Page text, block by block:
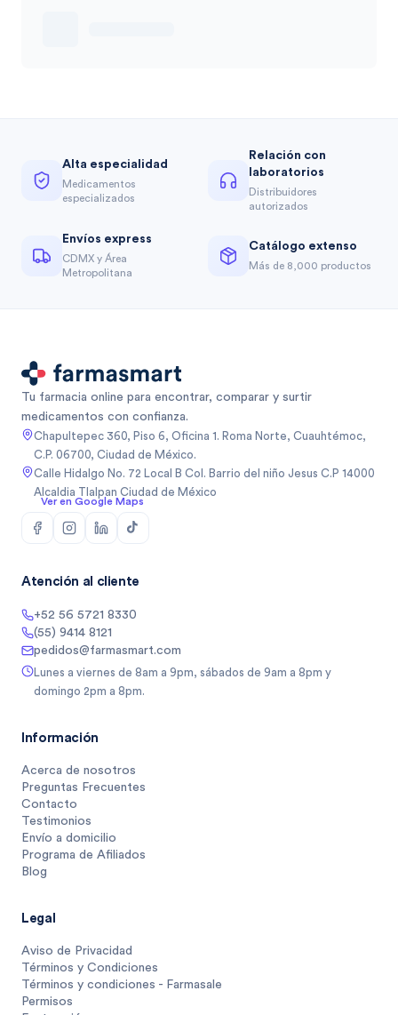
Alta especialidad
Medicamentos
especializados
Relación con
laboratorios
Distribuidores
autorizados
Envíos express
CDMX y Área
Metropolitana
Catálogo extenso
Más de 8,000 productos
Tu farmacia online para encontrar, comparar y surtir
medicamentos con confianza.
Chapultepec 360, Piso 6, Oficina 1. Roma Norte, Cuauhtémoc,
C.P. 06700, Ciudad de México.
Calle Hidalgo No. 72 Local B Col. Barrio del niño Jesus C.P 14000
Alcaldia Tlalpan Ciudad de México
Ver en Google Maps
Atención al cliente
+52 56 5721 8330
(55) 9414 8121
pedidos@farmasmart.com
Lunes a viernes de 8am a 9pm, sábados de 9am a 8pm y
domingo 2pm a 8pm.
Información
Acerca de nosotros
Preguntas Frecuentes
Contacto
Testimonios
Envío a domicilio
Programa de Afiliados
Blog
Legal
Aviso de Privacidad
Términos y Condiciones
Términos y condiciones - Farmasale
Permisos